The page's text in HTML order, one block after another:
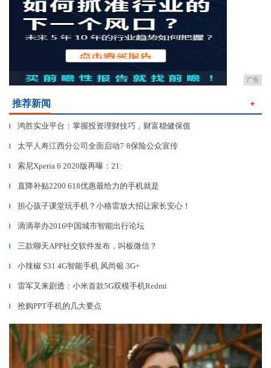
广告
推荐新闻 ＋
▎ 鸿胜实业平台：掌握投资理财技巧，财富稳健保值
▎ 太平人寿江西分公司全面启动7·8保险公众宣传
▎ 索尼Xperia 6 2020版再曝：21:
▎ 直降补贴2200 618优惠最给力的手机就是
▎ 担心孩子课堂玩手机？小格雷放大招让家长安心！
▎ 滴滴举办2016中国城市智能出行论坛
▎ 三款聊天APP社交软件发布，叫板微信？
▎ 小辣椒 S31 4G智能手机 风尚银 3G+
▎ 雷军又来剧透：小米首款5G双模手机Redmi
▎ 抢购PPT手机的几大要点